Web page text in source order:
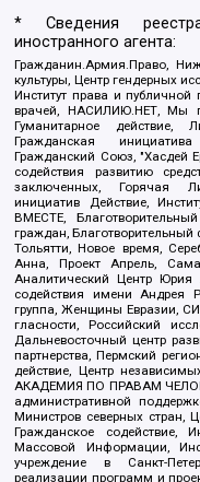
* Сведения
иностранного агента:
Гражданин.Армия.Право,
культуры, Центр гендерных
Институт права и
врачей, НАСИЛИЮ.НЕТ, Мы
Гуманитарное действие,
Гражданская
Гражданский Союз, "Хасдей
содействия развитию
заключенных, Горячая
инициатив Действие,
ВМЕСТЕ,
граждан,
Тольятти, Новое время,
Анна, Проект Апрель,
Аналитический Центр Юрия
содействия имени Андрея
группа, Женщины Евразии,
гласности, Российский
Дальневосточный центр
партнерства, Пермский
действие, Центр
АКАДЕМИЯ ПО ПРАВАМ
административной
Министров северных стран,
Гражданское содействие,
Массовой Информации,
учреждение в Санкт-
реализации программ и